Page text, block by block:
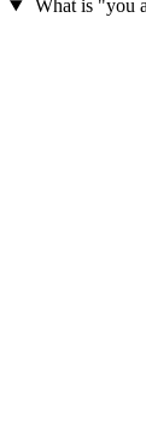
What is "you